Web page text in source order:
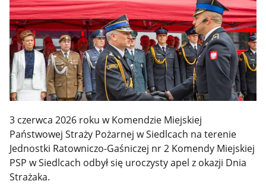
3 czerwca 2026 roku w Komendzie Miejskiej
Państwowej Straży Pożarnej w Siedlcach na terenie
Jednostki Ratowniczo-Gaśniczej nr 2 Komendy Miejskiej
PSP w Siedlcach odbył się uroczysty apel z okazji Dnia
Strażaka.